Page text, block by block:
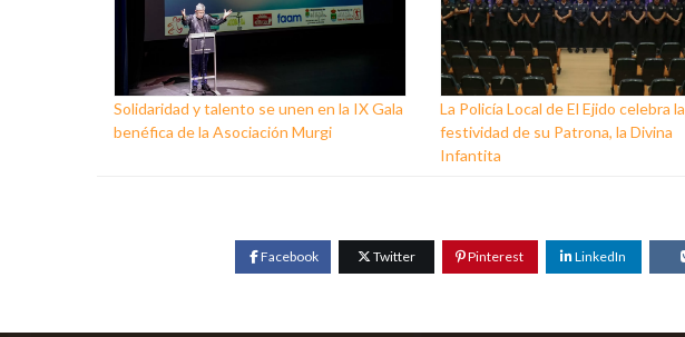
Solidaridad y talento se unen en la IX Gala
benéfica de la Asociación Murgi
La Policía Local de El Ejido celebra la
festividad de su Patrona, la Divina
Infantita
Facebook Twitter Pinterest LinkedIn